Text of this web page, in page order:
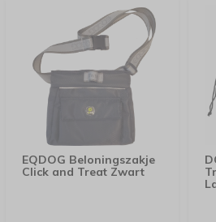
EQDOG Beloningszakje
Click and Treat Zwart